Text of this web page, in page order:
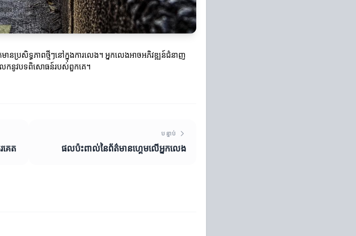
ានប្រសិទ្ធភាពថ្មីៗនៅក្នុងការលេង។ អ្នកលេងអាចអភិវឌ្ឍន៍ជំនាញ
លែកនូវបទពិសោធន៍របស់ពួកគេ។
េត
បន្ទាប់
ផលប៉ះពាល់នៃព័ត៌មានហ្គេមលើអ្នកលេង